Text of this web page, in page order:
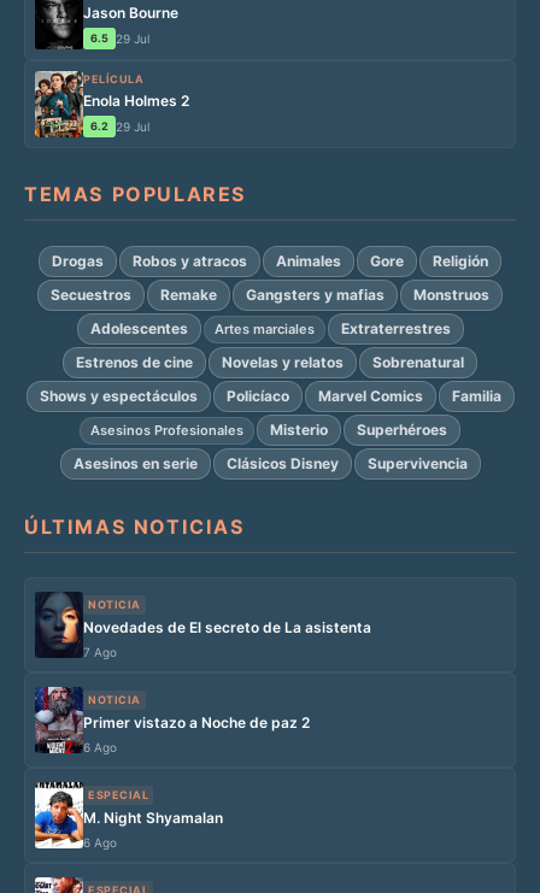
Jason Bourne
6.5 29 Jul
PELÍCULA
Enola Holmes 2
6.2 29 Jul
TEMAS POPULARES
Drogas Robos y atracos Animales Gore
Religión
Secuestros
Remake Gangsters y mafias
Monstruos
Adolescentes
Artes marciales
Extraterrestres
Estrenos de cine
Novelas y relatos
Sobrenatural
Shows y espectáculos
Policíaco Marvel Comics Familia
Asesinos Profesionales Misterio
Superhéroes
Asesinos en serie
Clásicos Disney Supervivencia
ÚLTIMAS NOTICIAS
NOTICIA
Novedades de El secreto de La asistenta
7 Ago
NOTICIA
Primer vistazo a Noche de paz 2
6 Ago
ESPECIAL
M. Night Shyamalan
6 Ago
ESPECIAL